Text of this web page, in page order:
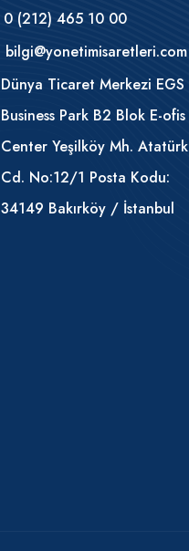
0 (212) 465 10 00
bilgi@yonetimisaretleri.com
Dünya Ticaret Merkezi EGS
Business Park B2 Blok E-ofis
Center Yeşilköy Mh. Atatürk
Cd. No:12/1 Posta Kodu:
34149 Bakırköy / İstanbul